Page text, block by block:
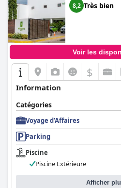
8,2 Très bien
Voir les
$
Information
Catégories
Voyage d'Affaires
Parking
Piscine
Piscine Extérieure
Afficher